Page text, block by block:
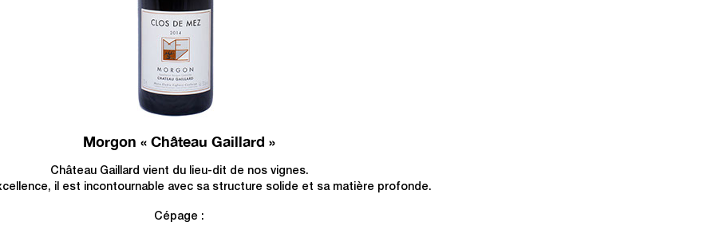
Morgon « Château Gaillard »
Château Gaillard vient du lieu-dit de nos vignes.
il est incontournable avec sa structure solide et sa matière profonde.
Cépage :